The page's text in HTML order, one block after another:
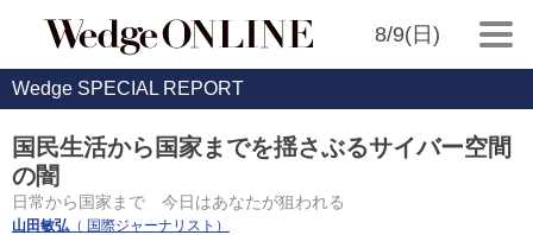
8/9(日)
Wedge SPECIAL REPORT
国民生活から国家までを揺さぶるサイバー空間
の闇
日常から国家まで 今日はあなたが狙われる
山田敏弘 （ 国際ジャーナリスト）